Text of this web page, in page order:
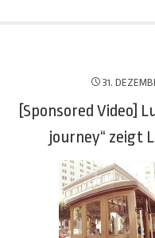
31.
[Sponsored Video]
journey“ zeigt